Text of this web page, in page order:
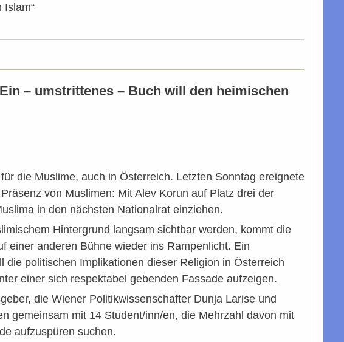
Islam“
– umstrittenes – Buch will den heimischen
die Muslime, auch in Österreich. Letzten Sonntag ereignete
von Muslimen: Mit Alev Korun auf Platz drei der
in den nächsten Nationalrat einziehen.
Hintergrund langsam sichtbar werden, kommt die
einer anderen Bühne wieder ins Rampenlicht. Ein
die politischen Implikationen dieser Religion in Österreich
einer sich respektabel gebenden Fassade aufzeigen.
die Wiener Politikwissenschafter Dunja Larise und
gemeinsam mit 14 Student/inn/en, die Mehrzahl davon mit
aufzuspüren suchen.